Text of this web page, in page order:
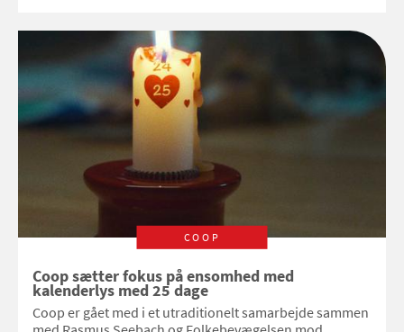
COOP
Coop sætter fokus på ensomhed med
kalenderlys med 25 dage
Coop er gået med i et utraditionelt samarbejde sammen